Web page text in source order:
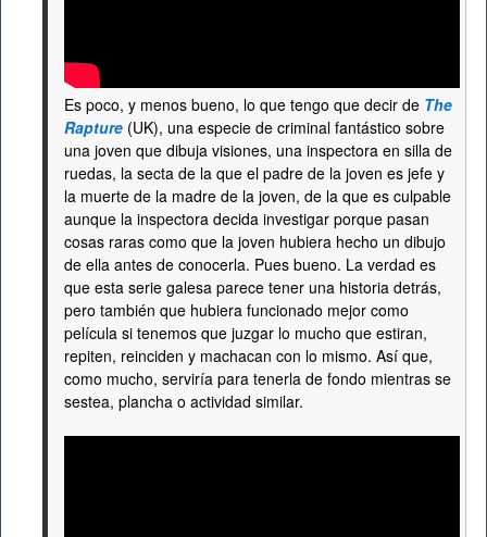
Es poco, y menos bueno, lo que tengo que decir de The
Rapture (UK), una especie de criminal fantástico sobre
una joven que dibuja visiones, una inspectora en silla de
ruedas, la secta de la que el padre de la joven es jefe y
la muerte de la madre de la joven, de la que es culpable
aunque la inspectora decida investigar porque pasan
cosas raras como que la joven hubiera hecho un dibujo
de ella antes de conocerla. Pues bueno. La verdad es
que esta serie galesa parece tener una historia detrás,
pero también que hubiera funcionado mejor como
película si tenemos que juzgar lo mucho que estiran,
repiten, reinciden y machacan con lo mismo. Así que,
como mucho, serviría para tenerla de fondo mientras se
sestea, plancha o actividad similar.